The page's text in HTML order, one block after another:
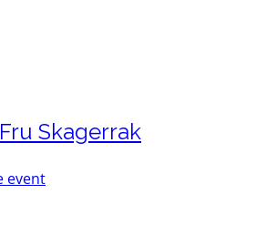
Fru Skagerrak